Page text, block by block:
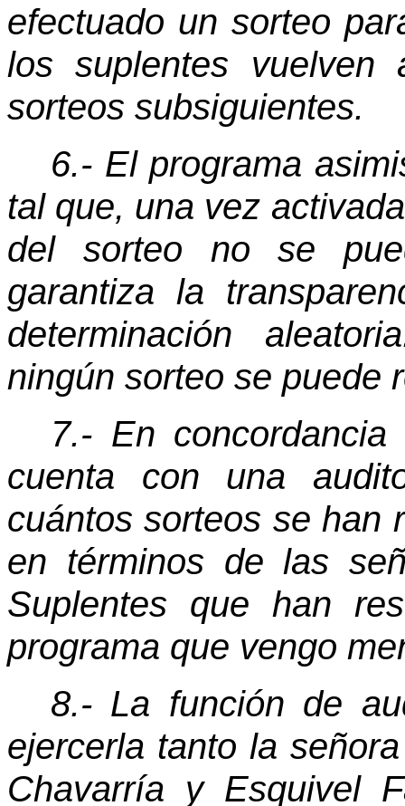
efectuado un sorteo
los suplentes
sorteos subsiguientes.
6.- El programa
tal que, una vez
del sorteo no se
garantiza la
determinación
ningún sorteo se puede
7.- En
cuenta con una
cuántos sorteos se han
en términos de las
Suplentes que han
programa que vengo
8.- La función de
ejercerla tanto la
Chavarría y Esquivel